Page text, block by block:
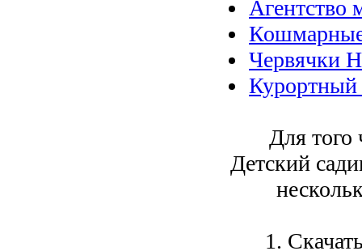
Агентство
Червячки
Курортный
Для того
Детский
1.